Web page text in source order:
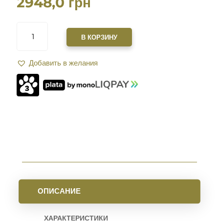
ТОВАРА
СТРЕЛЬБЫ
FIERY
DEER
(75-
В КОРЗИНУ
Добавить в желания
ОПИСАНИЕ
ХАРАКТЕРИСТИКИ